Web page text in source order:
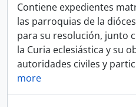
Contiene expedientes
las parroquias de la
para su resolución, junto
la Curia eclesiástica y su
autoridades civiles y
more